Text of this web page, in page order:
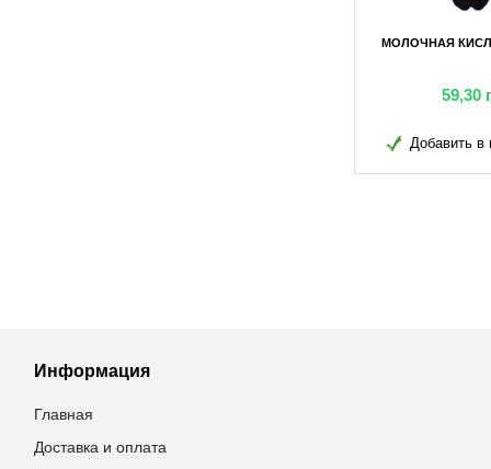
МОЛОЧНАЯ
59,30
Добавить в
Информация
Главная
Доставка и оплата